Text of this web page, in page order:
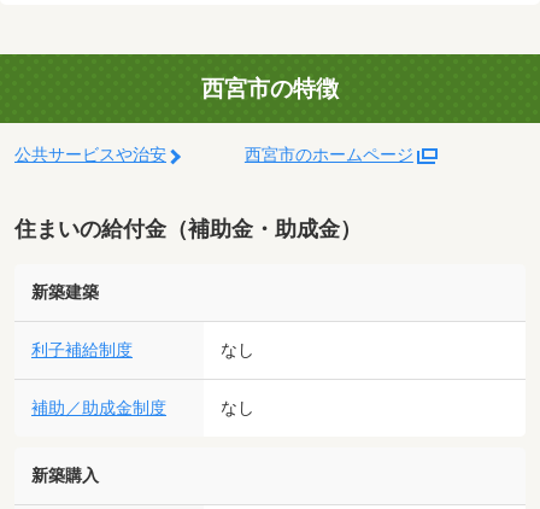
西宮市の特徴
公共サービスや治安 西宮市のホームページ
住まいの給付金（補助金・助成金）
新築建築
利子補給制度 なし
補助／助成金制度 なし
新築購入